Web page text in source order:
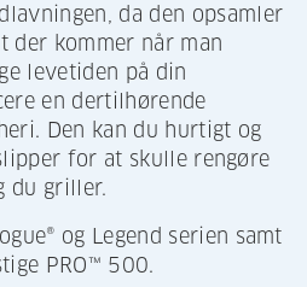
da den opsamler
der kommer når man
levetiden på din
en dertilhørende
Den kan du hurtigt og
for at skulle rengøre
du griller.
og Legend serien samt
PRO™ 500.